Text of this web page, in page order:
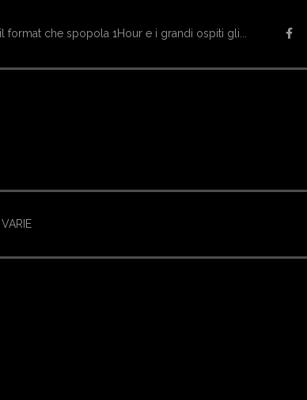
raggiungere l’altopiano
VARIE